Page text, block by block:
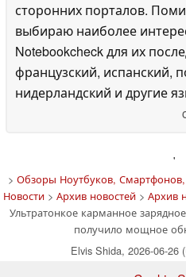
сторонних порталов.
выбираю наиболее
Notebookcheck для их
французский, испанский,
нидерландский и другие
'
> Обзоры Ноутбуков,
Новости> Архив новостей> Архив
Ультратонкое карманное
получило мощное
Elvis Shida, 2026-06-26